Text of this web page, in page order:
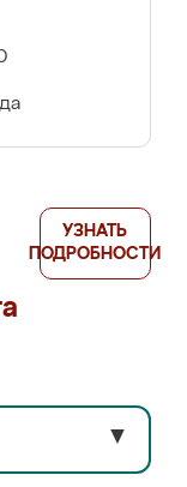
УЗНАТЬ
ПОДРОБНОСТИ
▼